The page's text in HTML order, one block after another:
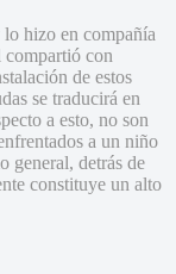
hizo en compañía
compartió con
de estos
se traducirá en
a esto, no son
a un niño
general, detrás de
constituye un alto